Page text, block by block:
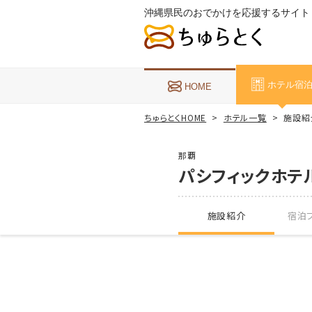
沖縄県民のおでかけを応援するサイト
HOME ホテル宿泊
ちゅらとくHOME ホテル一覧 施設紹
那覇
パシフィックホテ
施設紹介 宿泊